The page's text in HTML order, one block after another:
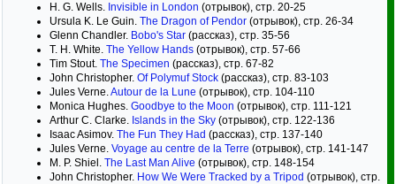
H. G. Wells. Invisible in London (отрывок), стр. 20-25
Ursula K. Le Guin. The Dragon of Pendor (отрывок), стр. 26-34
Glenn Chandler. Bobo's Star (рассказ), стр. 35-56
T. H. White. The Yellow Hands (отрывок), стр. 57-66
Tim Stout. The Specimen (рассказ), стр. 67-82
John Christopher. Of Polymuf Stock (рассказ), стр. 83-103
Jules Verne.Autour de la Lune (отрывок), стр. 104-110
Monica Hughes. Goodbye to the Moon (отрывок), стр. 111-121
Arthur C. Clarke. Islands in the Sky (отрывок), стр. 122-136
Isaac Asimov. The Fun They Had (рассказ), стр. 137-140
Jules Verne. Voyage au centre de la Terre (отрывок), стр. 141-147
M. P. Shiel. The Last Man Alive (отрывок), стр. 148-154
John Christopher. How We Were Tracked by a Tripod (отрывок), стр.